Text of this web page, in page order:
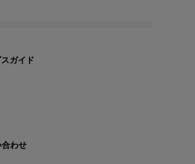
ガイド
合わせ